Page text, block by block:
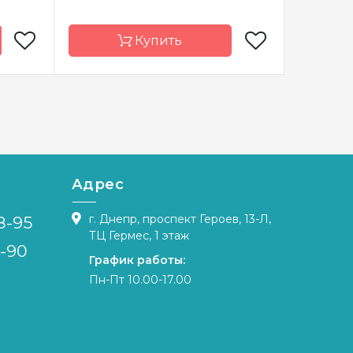
Купить
производитель
Размер
Канва
Anchor
Зашивка
95
90
Адрес
г. Днепр, проспект Героев, 13-Л,
ТЦ Гермес, 1 этаж
График работы:
Пн-Пт 10.00-17.00